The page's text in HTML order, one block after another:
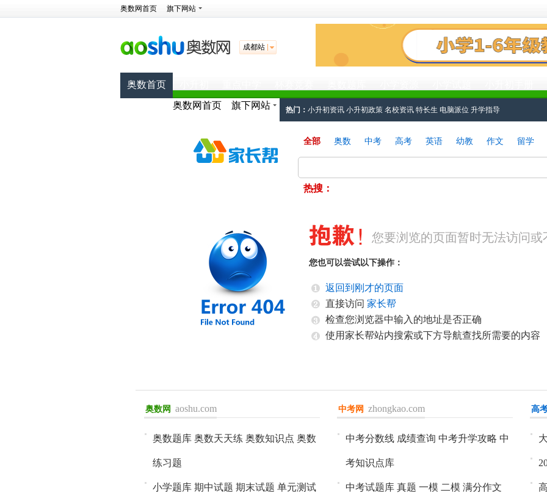
奥数网首页 旗下网站
成都站
奥数首页
奥数网首页
旗下网站
全部 奥数 中考 高考 英语 幼教 作文 留学
热搜：
您要浏览的页面暂时无法访问或
您也可以尝试以下操作：
返回到刚才的页面
直接访问 家长帮
检查您浏览器中输入的地址是否正确
使用家长帮站内搜索或下方导航查找所需要的内容
奥数网 aoshu.com
进入>>
奥数题库 奥数天天练 奥数知识点 奥数
练习题
小学题库 期中试题 期末试题 单元测试
中考网 zhongkao.com
进入>>
中考分数线 成绩查询 中考升学攻略 中
考知识点库
中考试题库 真题 一模 二模 满分作文
高
热门： 小升初资讯 小升初政策 名校资讯 特长生 电脑派位 升学指导